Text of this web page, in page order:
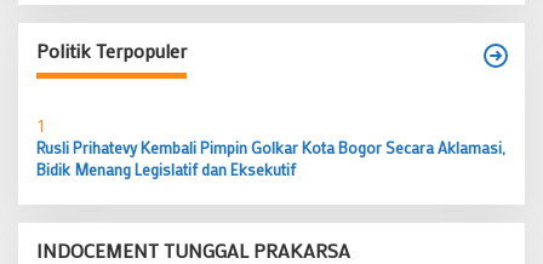
Politik Terpopuler
1
Rusli Prihatevy Kembali Pimpin Golkar Kota Bogor Secara Aklamasi,
Bidik Menang Legislatif dan Eksekutif
INDOCEMENT TUNGGAL PRAKARSA